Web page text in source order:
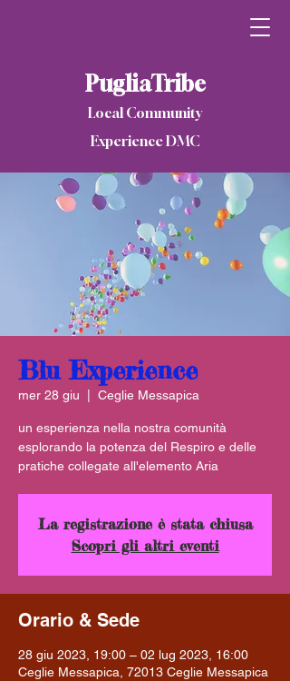
PugliaTribe
Local Community
Experience DMC
Blu Experience
mer 28 giu Ceglie Messapica
un esperienza nella nostra comunità
esplorando la potenza del Respiro e delle
pratiche collegate all'elemento Aria
La registrazione è stata chiusa
Scopri gli altri eventi
Orario & Sede
28 giu 2023, 19:00 – 02 lug 2023, 16:00
Ceglie Messapica, 72013 Ceglie Messapica